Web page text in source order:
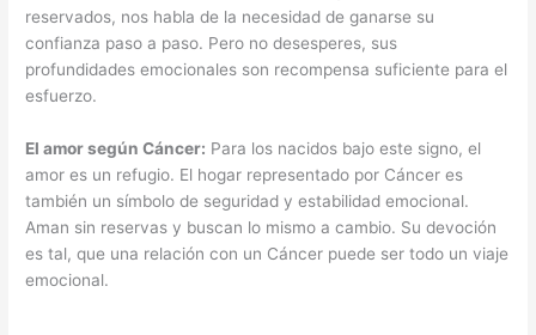
reservados, nos habla de la necesidad de ganarse su
confianza paso a paso. Pero no desesperes, sus
profundidades emocionales son recompensa suficiente para el
esfuerzo.
El amor según Cáncer: Para los nacidos bajo este signo, el
amor es un refugio. El hogar representado por Cáncer es
también un símbolo de seguridad y estabilidad emocional.
Aman sin reservas y buscan lo mismo a cambio. Su devoción
es tal, que una relación con un Cáncer puede ser todo un viaje
emocional.